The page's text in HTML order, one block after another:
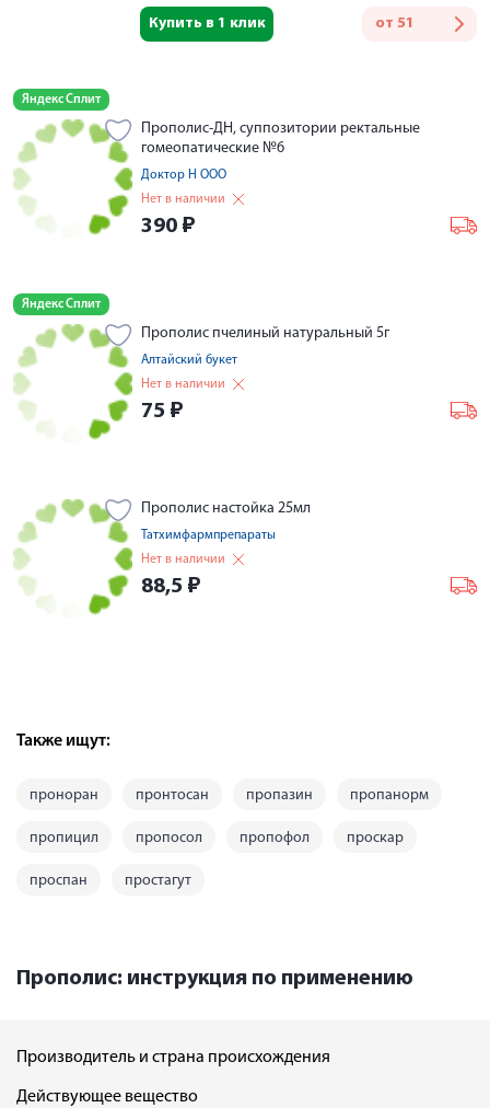
от 51
Купить в 1 клик
Яндекс Сплит
Прополис-ДН, суппозитории ректальные
гомеопатические №6
Доктор Н ООО
Нет в наличии
390 ₽
Яндекс Сплит
Прополис пчелиный натуральный 5г
Алтайский букет
Нет в наличии
75 ₽
Прополис настойка 25мл
Татхимфармпрепараты
Нет в наличии
88,5 ₽
Также ищут:
проноран пронтосан пропазин пропанорм
пропицил пропосол пропофол проскар
проспан простагут
Прополис: инструкция по применению
Производитель и страна происхождения
Действующее вещество